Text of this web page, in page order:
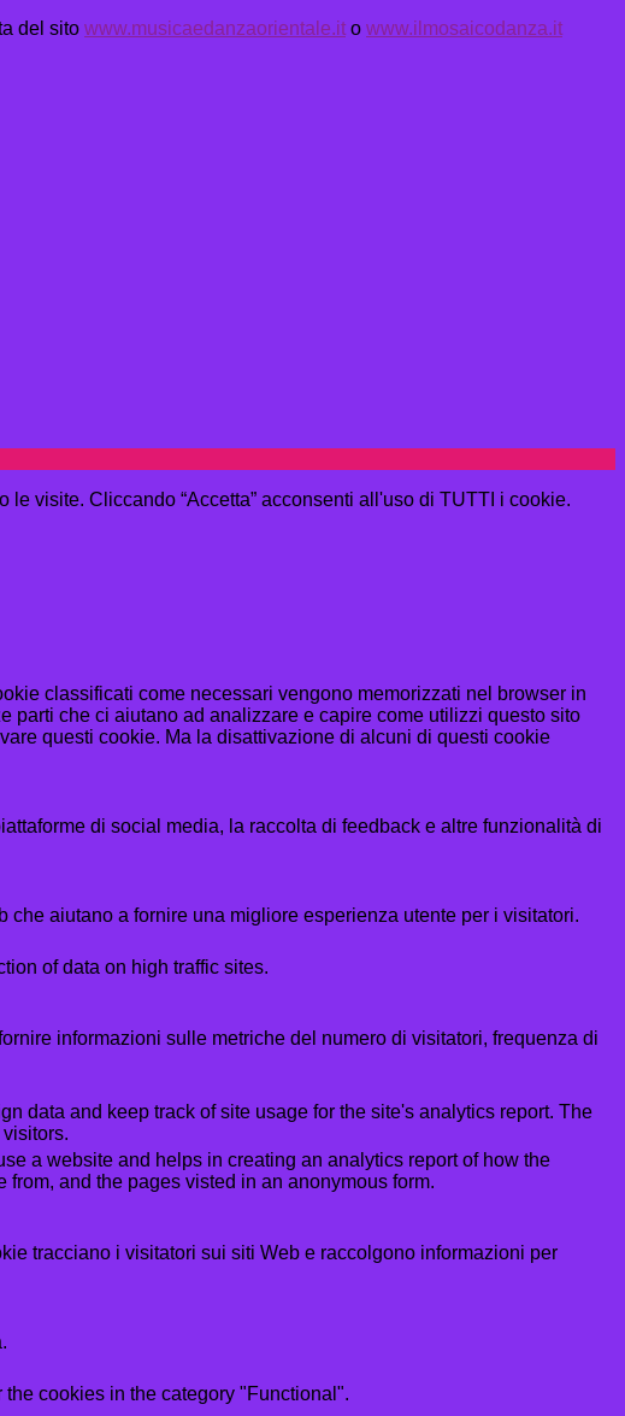
del sito www.musicaedanzaorientale.ito www.ilmosaicodanza.it
visite. Cliccando “Accetta” acconsenti all'uso di TUTTI i cookie.
classificati come necessari vengono memorizzati nel browser in
che ci aiutano ad analizzare e capire come utilizzi questo sito
questi cookie. Ma la disattivazione di alcuni di questi cookie
di social media, la raccolta di feedback e altre funzionalità di
aiutano a fornire una migliore esperienza utente per i visitatori.
of data on high traffic sites.
informazioni sulle metriche del numero di visitatori, frequenza di
data and keep track of site usage for the site's analytics report. The
a website and helps in creating an analytics report of how the
and the pages visted in an anonymous form.
tracciano i visitatori sui siti Web e raccolgono informazioni per
cookies in the category "Functional".